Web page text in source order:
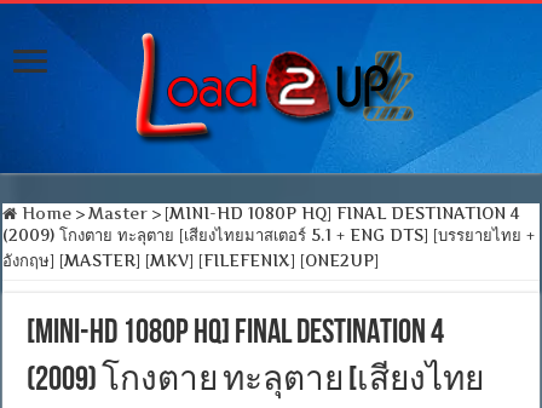
Home > Master > [MINI-HD 1080P HQ] FINAL DESTINATION 4
(2009) โกงตาย ทะลุตาย [เสียงไทยมาสเตอร์ 5.1 + ENG DTS] [บรรยายไทย +
อังกฤษ] [MASTER] [MKV] [FILEFENIX] [ONE2UP]
[MINI-HD 1080P HQ] FINAL DESTINATION 4
(2009) โกงตาย ทะลุตาย [เสียงไทย